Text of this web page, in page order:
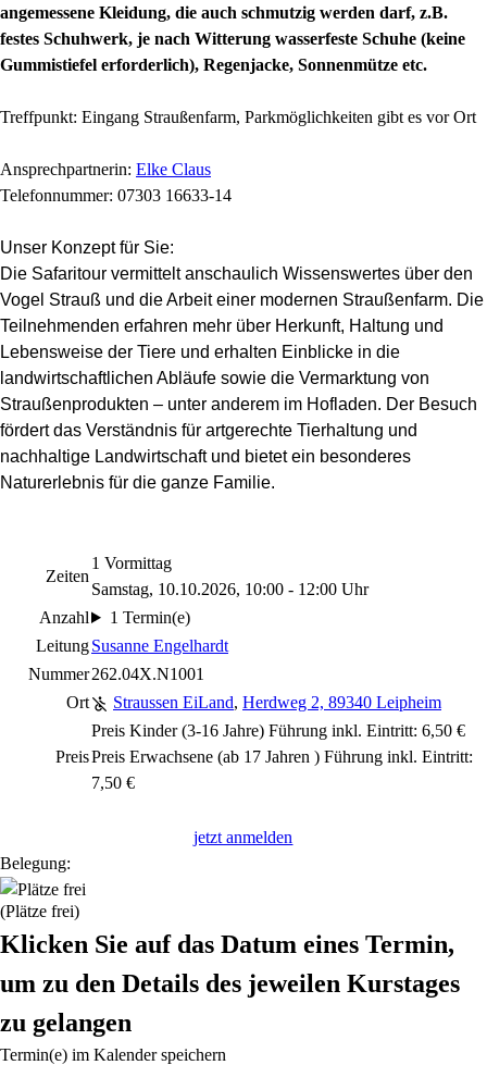
angemessene Kleidung, die auch schmutzig werden darf, z.B.
festes Schuhwerk, je nach Witterung wasserfeste Schuhe (keine
Gummistiefel erforderlich), Regenjacke, Sonnenmütze etc.
Treffpunkt: Eingang Straußenfarm, Parkmöglichkeiten gibt es vor Ort
Ansprechpartnerin: Elke Claus
Telefonnummer: 07303 16633-14
Unser Konzept für Sie:
Die Safaritour vermittelt anschaulich Wissenswertes über den
Vogel Strauß und die Arbeit einer modernen Straußenfarm. Die
Teilnehmenden erfahren mehr über Herkunft, Haltung und
Lebensweise der Tiere und erhalten Einblicke in die
landwirtschaftlichen Abläufe sowie die Vermarktung von
Straußenprodukten – unter anderem im Hofladen. Der Besuch
fördert das Verständnis für artgerechte Tierhaltung und
nachhaltige Landwirtschaft und bietet ein besonderes
Naturerlebnis für die ganze Familie.
Zeiten
1 Vormittag
Samstag, 10.10.2026, 10:00 - 12:00 Uhr
Anzahl
1 Termin(e)
LeitungSusanne Engelhardt
Nummer262.04X.N1001
Ort
Straussen EiLand, Herdweg 2, 89340 Leipheim
Preis
Preis Kinder (3-16 Jahre) Führung inkl. Eintritt: 6,50 €
Preis Erwachsene (ab 17 Jahren ) Führung inkl. Eintritt:
7,50 €
jetzt anmelden
Belegung:
(Plätze frei)
Klicken Sie auf das Datum eines Termin,
um zu den Details des jeweilen Kurstages
zu gelangen
Termin(e) im Kalender speichern